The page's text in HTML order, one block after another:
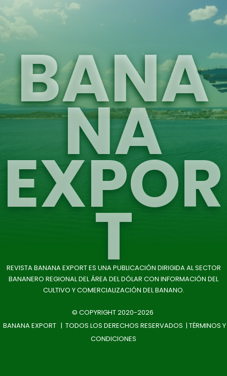
BANA
NA
EXPOR
T
REVISTA BANANA EXPORT ES UNA PUBLICACIÓN DIRIGIDA AL SECTOR
BANANERO REGIONAL DEL ÁREA DEL DÓLAR CON INFORMACIÓN DEL
CULTIVO Y COMERCIALIZACIÓN DEL BANANO.
© COPYRIGHT 2020-2026
BANANA EXPORT | TODOS LOS DERECHOS RESERVADOS | TÉRMINOS Y
CONDICIONES